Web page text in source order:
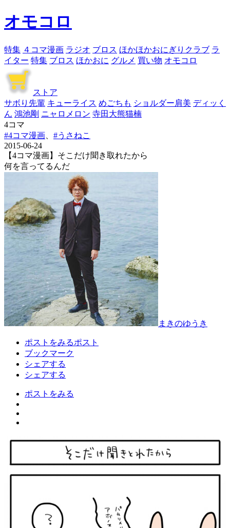
オモコロ
特集 ４コマ漫画 ラジオ ブロス ほかほかおにぎりクラブ ラ
イター 特集 ブロス ほかおに グルメ 買い物 オモコロ
ストア
サボり先輩 キューライス めごちも ショルダー肩美 ディッく
ん 鴻池剛 ニャロメロン 寺田大熊猫楠
4コマ
#4コマ漫画
#うさねこ
2015-06-24
【4コマ漫画】そこだけ聞き取れたから
何を言ってるんだ
まきのゆうき
ポストをみるポスト
ブックマーク
シェアする
シェアする
ポストをみる